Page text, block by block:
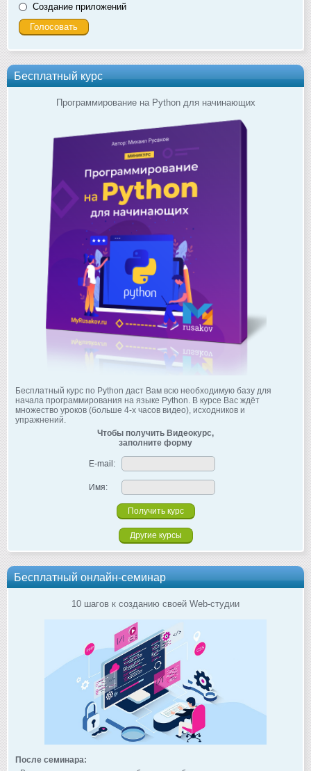
Создание приложений
Бесплатный курс
Программирование на Python для начинающих
Бесплатный курс по Python даст Вам всю необходимую базу для
начала программирования на языке Python. В курсе Вас ждёт
множество уроков (больше 4-х часов видео), исходников и
упражнений.
Чтобы получить Видеокурс,
заполните форму
E-mail:
Имя:
Другие курсы
Бесплатный онлайн-семинар
10 шагов к созданию своей Web-студии
После семинара: